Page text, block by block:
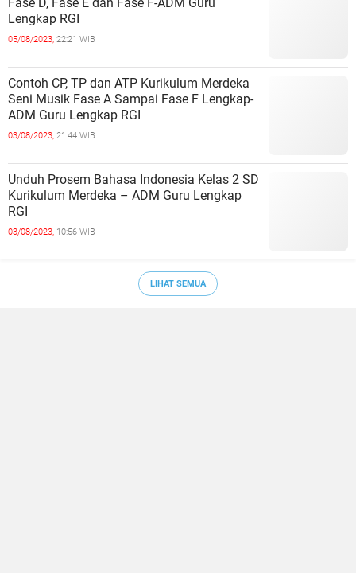
Lengkap RGI
05/08/2023, 22:21 WIB
Contoh CP, TP dan ATP Kurikulum Merdeka
Seni Musik Fase A Sampai Fase F Lengkap-
ADM Guru Lengkap RGI
03/08/2023, 21:44 WIB
Unduh Prosem Bahasa Indonesia Kelas 2 SD
Kurikulum Merdeka – ADM Guru Lengkap
RGI
03/08/2023, 10:56 WIB
LIHAT SEMUA